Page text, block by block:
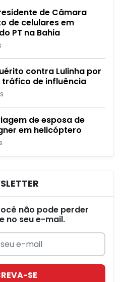
de Câmara
de celulares em
PT na Bahia
contra Lulinha por
tráfico de influência
de esposa de
em helicóptero
não pode perder
no seu e-mail.
SE